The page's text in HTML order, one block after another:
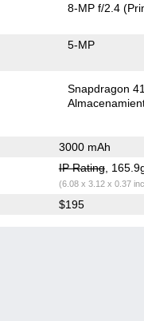
8-MP f/2.4
5-MP
Snapdragon
3000 mAh
IP Rating,
(6.08 x 3.12 x 0.37
$195